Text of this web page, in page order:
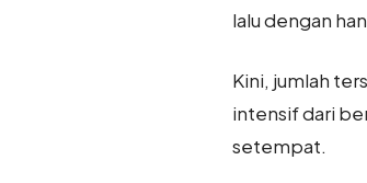
lalu dengan
Kini, jumlah
intensif dari
setempat.